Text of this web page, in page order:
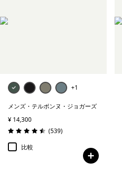
スポーツ
絞り込み
特長
絞り込み
素材
+1
メンズ・テルボンヌ・ジョガーズ
¥ 14,300
評価: 4.5 / 5
(539レビュー
)
比較